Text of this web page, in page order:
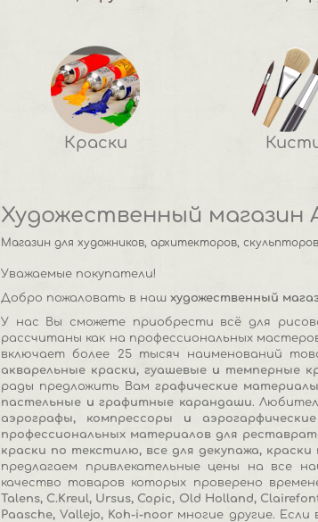
Краски
Художественный магазин
Магазин для художников, архитекторов,
Уважаемые покупатели!
Добро пожаловать в наш художественный
У нас Вы сможете приобрести всё для
рассчитаны как на профессиональных
включает более 25 тысяч наименований
акварельные краски, гуашевыеи темперные
рады предложить Вам графические материалы
пастельные и графитные карандаши.
аэрографы, компрессоры и
профессиональных материалов для
краски по текстилю, все для декупажа, краски
предлагаем привлекательные цены на все
качество товаров которых проверено
Talens, C.Kreul, Ursus, Copic, Old Holland,
Paasche,Vallejo, Koh-i-noor многие другие.